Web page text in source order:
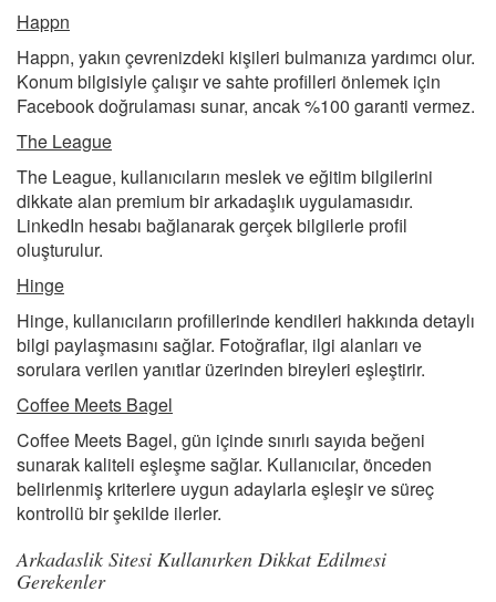
Happn
Happn, yakın çevrenizdeki kişileri bulmanıza yardımcı olur.
Konum bilgisiyle çalışır ve sahte profilleri önlemek için
Facebook doğrulaması sunar, ancak %100 garanti vermez.
The League
The League, kullanıcıların meslek ve eğitim bilgilerini
dikkate alan premium bir arkadaşlık uygulamasıdır.
LinkedIn hesabı bağlanarak gerçek bilgilerle profil
oluşturulur.
Hinge
Hinge, kullanıcıların profillerinde kendileri hakkında detaylı
bilgi paylaşmasını sağlar. Fotoğraflar, ilgi alanları ve
sorulara verilen yanıtlar üzerinden bireyleri eşleştirir.
Coffee Meets Bagel
Coffee Meets Bagel, gün içinde sınırlı sayıda beğeni
sunarak kaliteli eşleşme sağlar. Kullanıcılar, önceden
belirlenmiş kriterlere uygun adaylarla eşleşir ve süreç
kontrollü bir şekilde ilerler.
Arkadaslik Sitesi Kullanırken Dikkat Edilmesi
Gerekenler